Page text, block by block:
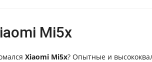
Mi5x
Xiaomi Mi5x? Опытные и